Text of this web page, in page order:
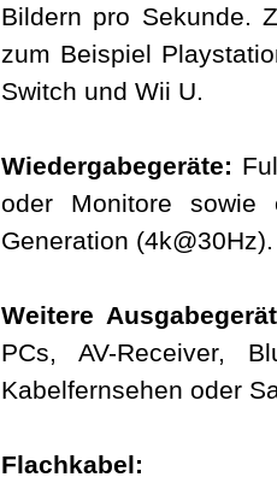
Bildern pro Sekunde.
zum Beispiel
Switch und Wii U.
Wiedergabegeräte:
oder Monitore sowie
Generation (4k@30Hz).
Weitere
PCs, AV-Receiver,
Kabelfernsehen oder
Flachkabel: